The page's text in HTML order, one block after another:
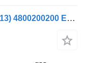
WABCO LIONS CITY A26 (01.98-12.13) 4800200200 EBS modulator za MAN Lion's bus (1991-) autobusa